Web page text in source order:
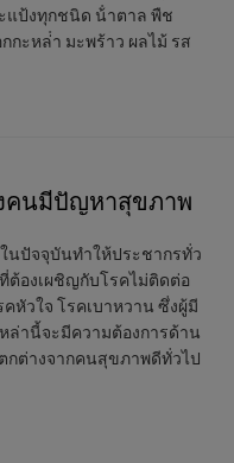
แป้งทุกชนิด น้ําตาล พืช
กะหล่ํา มะพร้าว ผลไม้ รส
คนมีปัญหาสุขภาพ
นปัจจุบันทําให้ประชากรทั่ว
ต้องเผชิญกับโรคไม่ติดต่อ
หัวใจ โรคเบาหวาน ซึ่งผู้มี
ล่านี้จะมีความต้องการด้าน
กต่างจากคนสุขภาพดีทั่วไป